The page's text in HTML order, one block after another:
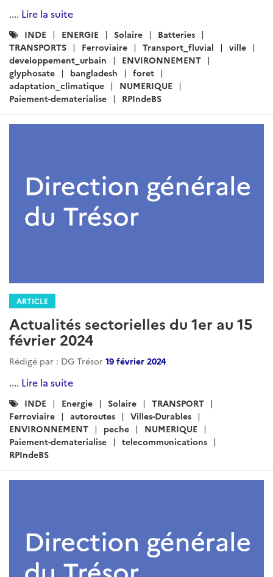
.... Lire la suite
Catégories
:
INDE ENERGIE Solaire
Batteries
TRANSPORTS
Ferroviaire Transport_fluvial
ville
developpement_urbain
ENVIRONNEMENT
glyphosate
bangladesh
foret
adaptation_climatique
NUMERIQUE
Paiement-dematerialise
RPIndeBS
ARTICLE
Actualités sectorielles du 1er au 15
février 2024
Rédigé par : DG Trésor 19 février 2024
.... Lire la suite
Catégories
:
INDE Energie Solaire
TRANSPORT
Ferroviaire
autoroutes
Villes-Durables
ENVIRONNEMENT
peche
NUMERIQUE
Paiement-dematerialise
telecommunications
RPIndeBS